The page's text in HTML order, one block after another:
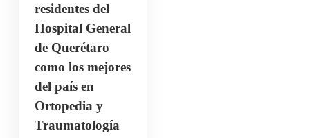
residentes del
Hospital General
de Querétaro
como los mejores
del país en
Ortopedia y
Traumatología